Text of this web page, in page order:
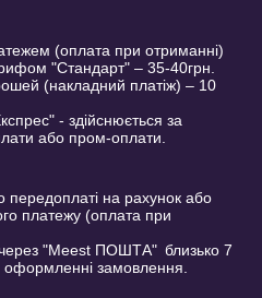
(оплата при отриманні)
"Стандарт" – 35-40грн.
(накладний платіж) – 10
- здійснюється за
або пром-оплати.
передоплаті на рахунок або
платежу (оплата при
"Meest ПОШТА" близько 7
замовлення.